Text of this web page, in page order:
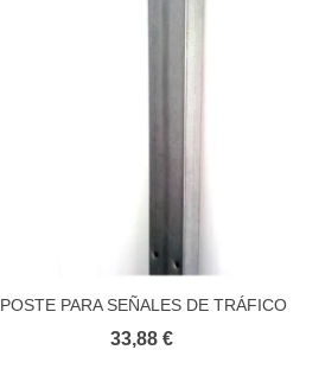
Añadir al carrito
POSTE PARA SEÑALES DE TRÁFICO
33,88 €